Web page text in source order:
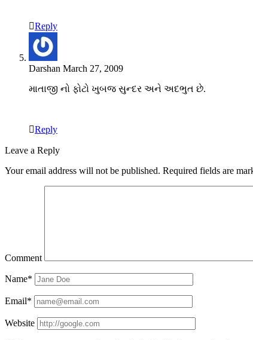
Reply
Darshan March 27, 2009
માતાજી નો ફોટો ખુબજ સુન્દર અને અદભુત છે.
Reply
Leave a Reply
Your email address will not be published. Required fields are
Comment
Name*
Email*
Website